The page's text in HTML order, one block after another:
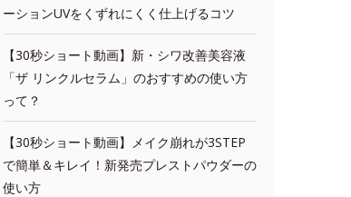
ーションUVをくずれにくく仕上げるコツ
【30秒ショート動画】新・シワ改善美容液
「ザ リンクルセラム」のおすすめの使い方
って？
【30秒ショート動画】メイク崩れが3STEP
で簡単＆キレイ！新発売プレストパウダーの
使い方